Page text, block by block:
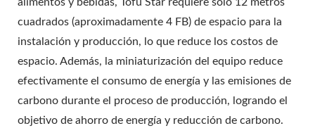
MÁQUINA DE TOFU,
MAQUINARIA DE TOFU,
MAQUINARIA Y EQUIPO
DE TOFU, FABRICANTE
alimentos y bebidas, Tofu Star requiere solo 12 metros
cuadrados (aproximadamente 4 FB) de espacio para la
instalación y producción, lo que reduce los costos de
espacio. Además, la miniaturización del equipo reduce
efectivamente el consumo de energía y las emisiones de
carbono durante el proceso de producción, logrando el
objetivo de ahorro de energía y reducción de carbono.